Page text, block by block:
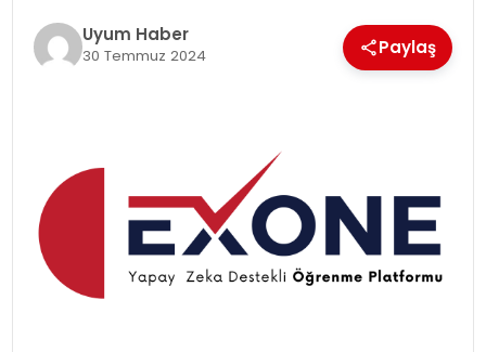
Uyum Haber
30 Temmuz 2024 Paylaş